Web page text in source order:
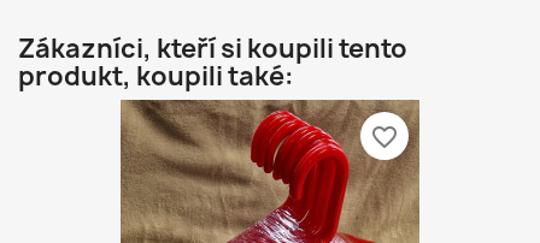
Zákazníci, kteří si koupili tento
produkt, koupili také:
favorite_border